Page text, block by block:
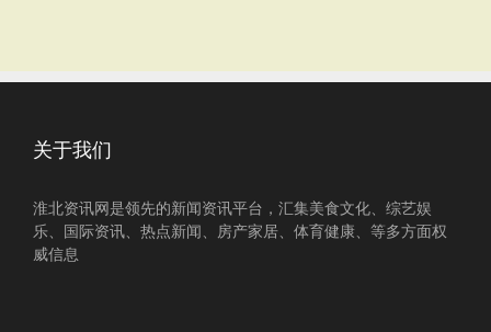
关于我们
淮北资讯网是领先的新闻资讯平台，汇集美食文化、综艺娱
乐、国际资讯、热点新闻、房产家居、体育健康、等多方面权
威信息